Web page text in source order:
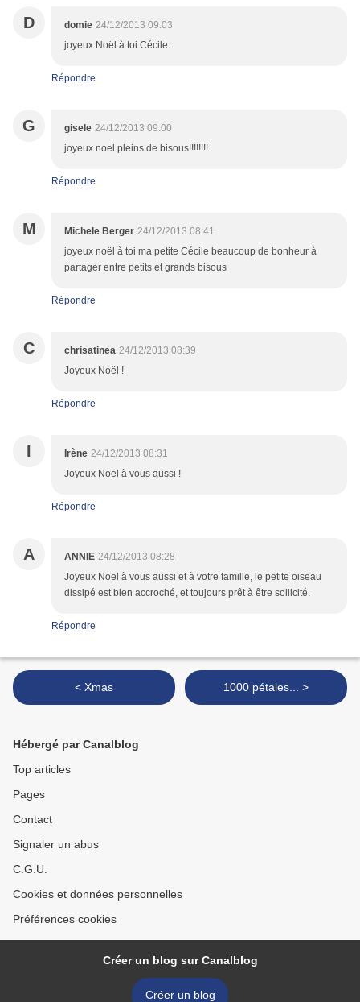
D domie 24/12/2013 09:03
joyeux Noël à toi Cécile.
Répondre
G gisele 24/12/2013 09:00
joyeux noel pleins de bisous!!!!!!!!
Répondre
M Michele Berger 24/12/2013 08:41
joyeux noël à toi ma petite Cécile beaucoup de bonheur à
partager entre petits et grands bisous
Répondre
C chrisatinea 24/12/2013 08:39
Joyeux Noël !
Répondre
I Irène 24/12/2013 08:31
Joyeux Noël à vous aussi !
Répondre
A ANNIE 24/12/2013 08:28
Joyeux Noel à vous aussi et à votre famille, le petite oiseau
dissipé est bien accroché, et toujours prêt à être sollicité.
Répondre
< Xmas 1000 pétales... >
Hébergé par Canalblog
Top articles
Pages
Contact
Signaler un abus
C.G.U.
Cookies et données personnelles
Préférences cookies
Créer un blog sur Canalblog
Créer un blog